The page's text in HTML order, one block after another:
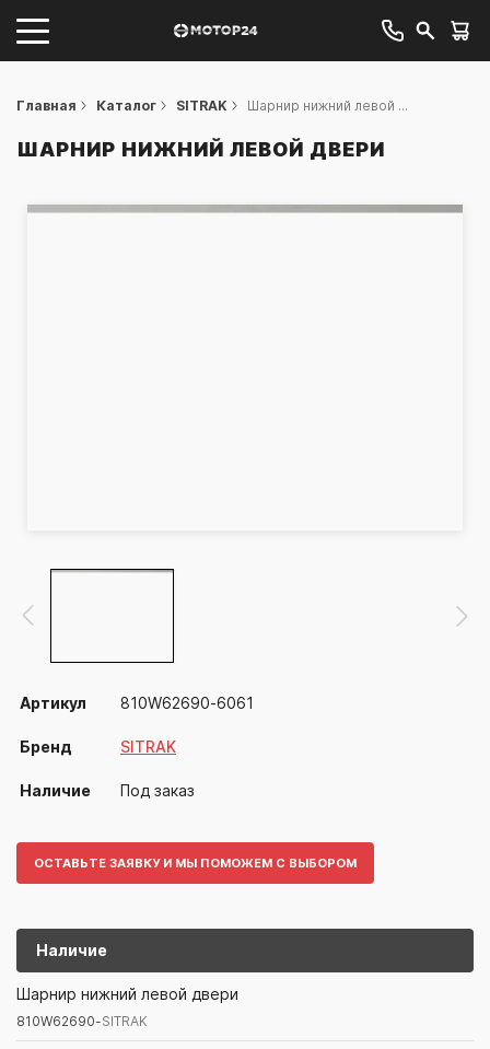
Главная Каталог SITRAK Шарнир нижний левой ...
ШАРНИР НИЖНИЙ ЛЕВОЙ ДВЕРИ
Артикул 810W62690-6061
Бренд SITRAK
Наличие Под заказ
ОСТАВЬТЕ ЗАЯВКУ И МЫ ПОМОЖЕМ С ВЫБОРОМ
Наличие
Артикул/БрендНаименование
810W62690-SITRAK
Шарнир нижний левой двери
810W62690-SITRAK